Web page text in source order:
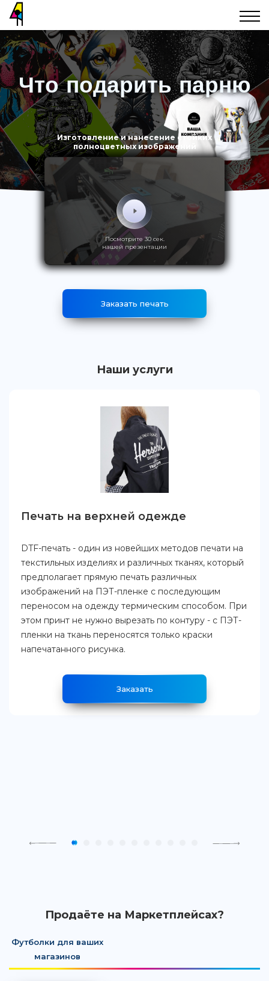
Что подарить парню
Изготовление и нанесение стойких
полноцветных изображений
Посмотрите 30 сек.
нашей презентации
Заказать печать
Наши услуги
Печать на верхней одежде
DTF-печать - один из новейших методов печати на
текстильных изделиях и различных тканях, который
предполагает прямую печать различных
изображений на ПЭТ-пленке с последующим
переносом на одежду термическим способом. При
этом принт не нужно вырезать по контуру - с ПЭТ-
пленки на ткань переносятся только краски
напечатанного рисунка.
Заказать
Продаёте на Маркетплейсах?
Футболки для ваших
магазинов